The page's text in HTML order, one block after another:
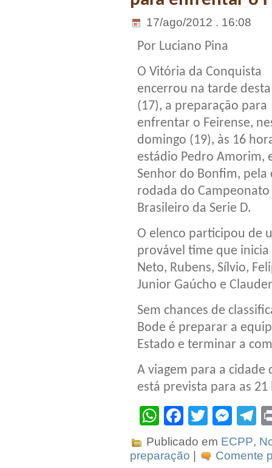
17/ago/2012 . 16:08
Por Luciano Pina
O Vitória da Conquista
encerrou na tarde
(17), a preparação para
enfrentar o Feirense,
domingo (19), às 16
estádio Pedro Amorim,
Senhor do Bonfim, pela
rodada do Campeonato
Brasileiro da Serie D.
O elenco participou de
provável time que
Neto, Rubens, Sílvio,
Junior Gaúcho e
Sem chances de
Bode é preparar a
Estado e terminar a
A viagem para a
está prevista para as
WhatsApp
Facebook
Twitter
Publicado em ECPP,
preparação | Comente